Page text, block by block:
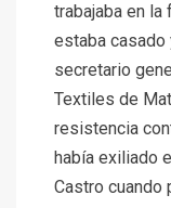
trabajaba en la
estaba casado
secretario
Textiles de
resistencia
había exiliado
Castro cuando